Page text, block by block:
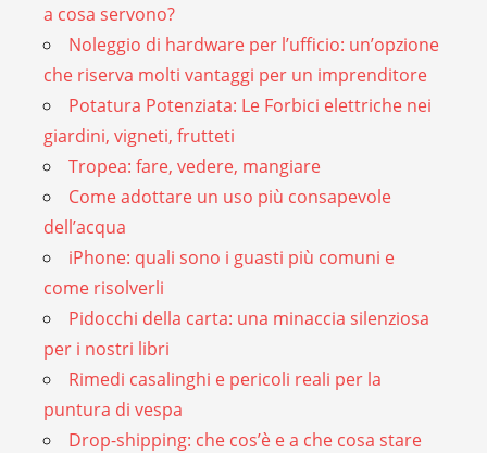
a cosa servono?
Noleggio di hardware per l’ufficio: un’opzione
che riserva molti vantaggi per un imprenditore
Potatura Potenziata: Le Forbici elettriche nei
giardini, vigneti, frutteti
Tropea: fare, vedere, mangiare
Come adottare un uso più consapevole
dell’acqua
iPhone: quali sono i guasti più comuni e
come risolverli
Pidocchi della carta: una minaccia silenziosa
per i nostri libri
Rimedi casalinghi e pericoli reali per la
puntura di vespa
Drop-shipping: che cos’è e a che cosa stare